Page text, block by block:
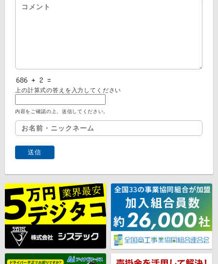
上の計算式の答えを入力してください
内容をご確認の上、送信してください。